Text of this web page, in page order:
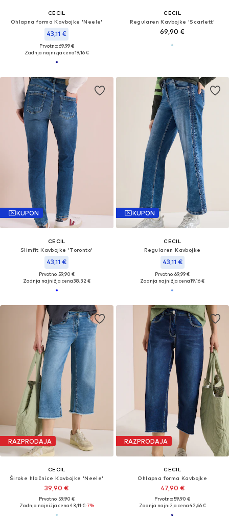
CECIL
Ohlapna forma Kavbojke 'Neele'
43,11 €
Prvotno: 69,99 €
Zadnja najnižja cena19,16 €
CECIL
Regularen Kavbojke 'Scarlett'
69,90 €
KUPON
CECIL
Slimfit Kavbojke 'Toronto'
43,11 €
Prvotno: 59,90 €
Zadnja najnižja cena38,32 €
KUPON
CECIL
Regularen Kavbojke
43,11 €
Prvotno: 69,99 €
Zadnja najnižja cena19,16 €
RAZPRODAJA
CECIL
Široke hlačnice Kavbojke 'Neele'
39,90 €
Prvotno: 59,90 €
Zadnja najnižja cena43,11 €-7%
RAZPRODAJA
CECIL
Ohlapna forma Kavbojke
47,90 €
Prvotno: 59,90 €
Zadnja najnižja cena42,66 €